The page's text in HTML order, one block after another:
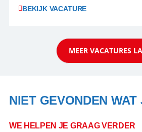
In knallen als het druk is. In het
potje padel.Check(-in), maa...
BEKIJK VACATURE
MEER VACATURES
NIET GEVONDEN WAT
WE HELPEN JE GRAAG VERDER